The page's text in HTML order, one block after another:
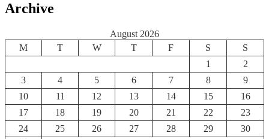
Archive
August 2026
M
T W T F S
S
1
2
3
4 5 6 7 8
9
10
11 12 13 14 15
16
17
18 19 20 21 22
23
24
25 26 27 28 29
30